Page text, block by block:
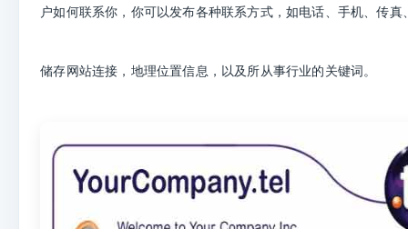
户如何联系你，你可以发布各种联系方式，如电话、手机、传真
储存网站连接，地理位置信息，以及所从事行业的关键词。